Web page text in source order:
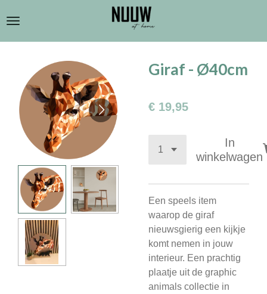
direct
naar
hoofdinhoud
Giraf - Ø40cm
€ 19,95
In
winkelwagen
Een speels item
waarop de giraf
nieuwsgierig een kijkje
komt nemen in jouw
interieur. Een prachtig
plaatje uit de graphic
animals collectie in